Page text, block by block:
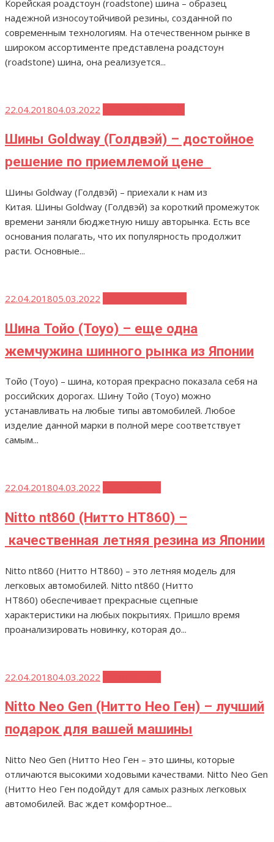
Корейская роадстоун (roadstone) шина – образец
надежной износоутойчивой резины, созданной по
современным технологиям. На отечественном рынке в
широком ассортименте представлена роадстоун
(roadstone) шина, она реализуется...
Опубликовано
22.04.201804.03.2022
Шины Goldway (Голдвэй) – достойное
решение по приемлемой цене
Шины Goldway (Голдвэй) – приехали к нам из
Китая. Шины Goldway (Голдвэй) за короткий промежуток
времени заняли бюджетную нишу авторынка. Есть все
основания полагать, что их популярность продолжит
расти. Основные...
Опубликовано
22.04.201805.03.2022
Шина Тойо (Toyo) – еще одна
жемчужина шинного рынка из Японии
Тойо (Toyo) – шина, которая прекрасно показала себя на
российских дорогах. Шину Тойо (Toyo) можно
устанавливать на любые типы автомобилей. Любое
изделие данной марки в полной мере соответствует
самым...
Опубликовано
22.04.201804.03.2022
Nitto nt860 (Нитто НТ860) –
качественная летняя резина из Японии
Nitto nt860 (Нитто НТ860) – это летняя модель для
легковых автомобилей. Nitto nt860 (Нитто
НТ860) обеспечивает прекрасные сцепные
характеристики на любых покрытиях. Пришло время
проанализировать новинку, которая до...
Опубликовано
22.04.201804.03.2022
Nitto Neo Gen (Нитто Нео Ген) – лучший
подарок для вашей машины
Nitto Neo Gen (Нитто Нео Ген – это шины, которые
отличаются высокими ходовыми качествами. Nitto Neo Gen
(Нитто Нео Ген подойдут для самых разных легковых
автомобилей. Вас ждет комфортное...